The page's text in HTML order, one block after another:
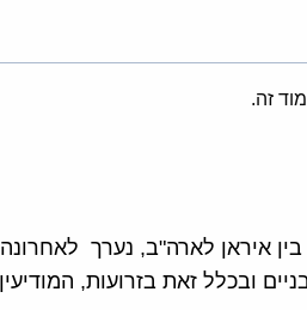
זה.
איראן לארה"ב, נערך
ובכלל זאת בזרועות,